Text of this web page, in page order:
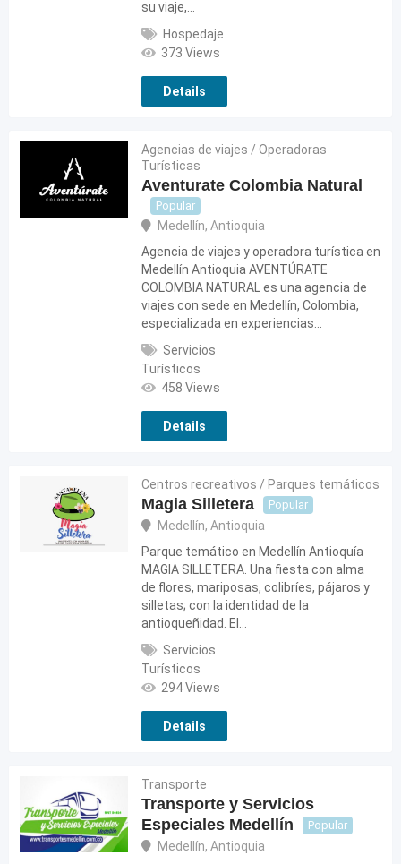
su viaje,…
Hospedaje
373 Views
Details
Agencias de viajes / Operadoras
Turísticas
Aventurate Colombia Natural
Popular
Medellín, Antioquia
Agencia de viajes y operadora turística en
Medellín Antioquia AVENTÚRATE
COLOMBIA NATURAL es una agencia de
viajes con sede en Medellín, Colombia,
especializada en experiencias…
Servicios
Turísticos
458 Views
Details
Centros recreativos / Parques temáticos
Magia Silletera Popular
Medellín, Antioquia
Parque temático en Medellín Antioquía
MAGIA SILLETERA. Una fiesta con alma
de flores, mariposas, colibríes, pájaros y
silletas; con la identidad de la
antioqueñidad. El…
Servicios
Turísticos
294 Views
Details
Transporte
Transporte y Servicios
Especiales Medellín
Popular
Medellín, Antioquia